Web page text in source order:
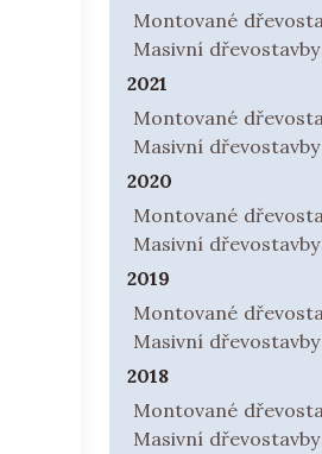
Montované
Masivní dřevostavby
2021
Montované
Masivní dřevostavby
2020
Montované
Masivní dřevostavby
2019
Montované
Masivní dřevostavby
2018
Montované
Masivní dřevostavby